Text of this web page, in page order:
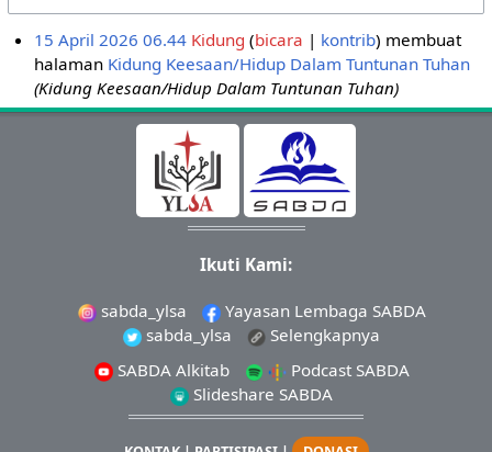
15 April 2026 06.44 Kidung bicara kontrib membuat
halaman Kidung Keesaan/Hidup Dalam Tuntunan Tuhan
(Kidung Keesaan/Hidup Dalam Tuntunan Tuhan)
Ikuti Kami:
sabda_ylsa
Yayasan Lembaga SABDA
sabda_ylsa
Selengkapnya
SABDA Alkitab
Podcast SABDA
Slideshare SABDA